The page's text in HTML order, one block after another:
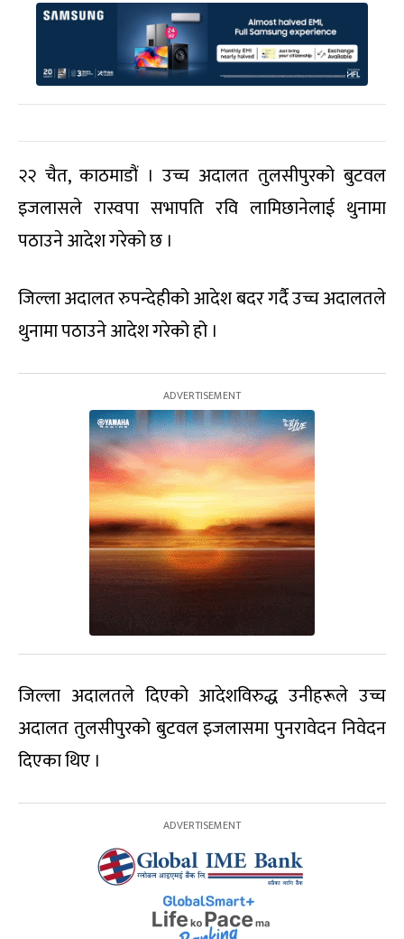
२२ चैत, काठमाडौं । उच्च अदालत तुलसीपुरको बुटवल
इजलासले रास्वपा सभापति रवि लामिछानेलाई थुनामा
पठाउने आदेश गरेको छ ।
जिल्ला अदालत रुपन्देहीको आदेश बदर गर्दै उच्च अदालतले
थुनामा पठाउने आदेश गरेको हो ।
जिल्ला अदालतले दिएको आदेशविरुद्ध उनीहरूले उच्च
अदालत तुलसीपुरको बुटवल इजलासमा पुनरावेदन निवेदन
दिएका थिए ।